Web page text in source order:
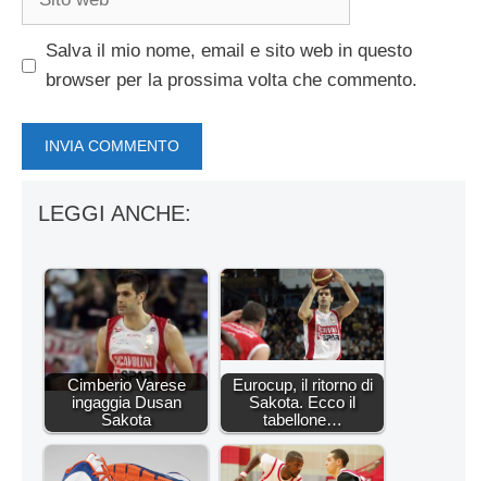
Salva il mio nome, email e sito web in questo
browser per la prossima volta che commento.
LEGGI ANCHE:
Cimberio Varese
ingaggia Dusan
Sakota
Eurocup, il ritorno di
Sakota. Ecco il
tabellone…